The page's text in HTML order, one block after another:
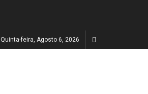
Quinta-feira, Agosto 6, 2026